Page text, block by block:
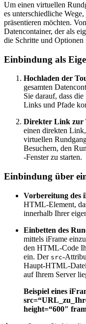
Um einen virtuellen
es unterschiedliche
präsentieren möchten.
Datencontainer, der als
die Schritte und
Einbindung als
Hochladen der
gesamten
Sie darauf, dass
Links und Pfade
Direkter Link zur
einen direkten
virtuellen
Besuchern, den
-Fenster zu starten.
Einbindung über
Vorbereitung des
HTML-Element,
innerhalb Ihrer
Einbetten des
mittels iFrame
den HTML-Code
ein. Der src-
Haupt-HTML-
auf Ihrem Server
Beispiel eines
height=“600″